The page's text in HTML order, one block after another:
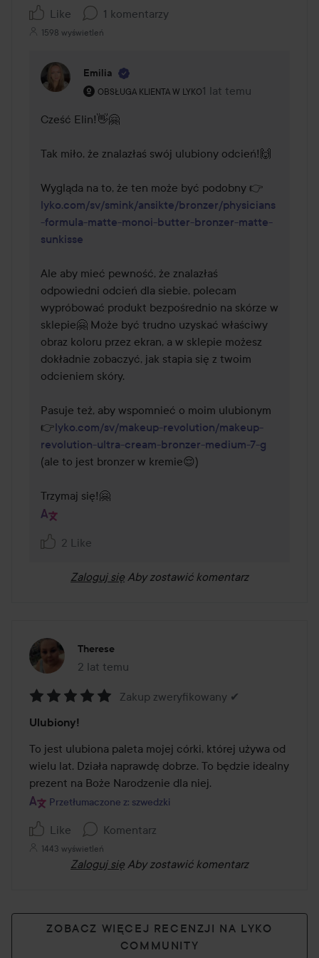
Like 1 komentarzy
1598 wyświetleń
Emilia
OBSŁUGA KLIENTA W LYKO
Rola użytkownika: Obsługa klienta w Lyko.
1 lat temu
Komentarz został
Cześć Elin!👋🤗
Tak miło, że znalazłaś swój ulubiony odcień!🙌
Wygląda na to, że ten może być podobny 👉
lyko.com/sv/smink/ansikte/bronzer/physicians
-formula-matte-monoi-butter-bronzer-matte-
sunkisse
Ale aby mieć pewność, że znalazłaś
odpowiedni odcień dla siebie, polecam
wypróbować produkt bezpośrednio na skórze w
sklepie🤗 Może być trudno uzyskać właściwy
obraz koloru przez ekran, a w sklepie możesz
dokładnie zobaczyć, jak stapia się z twoim
odcieniem skóry.
Pasuje też, aby wspomnieć o moim ulubionym
👉lyko.com/sv/makeup-revolution/makeup-
revolution-ultra-cream-bronzer-medium-7-g
(ale to jest bronzer w kremie😌)
Trzymaj się!🤗
2 Like
Zaloguj się Aby zostawić komentarz
Therese
2 lat temu
Post został utworzony 2 lat temu
5
z
5
Zakup zweryfikowany ✔
Ulubiony!
To jest ulubiona paleta mojej córki, której używa od
wielu lat. Działa naprawdę dobrze. To będzie idealny
prezent na Boże Narodzenie dla niej.
Przetłumaczone z: szwedzki
Like Komentarz
1443 wyświetleń
Zaloguj się Aby zostawić komentarz
ZOBACZ WIĘCEJ RECENZJI NA LYKO
COMMUNITY